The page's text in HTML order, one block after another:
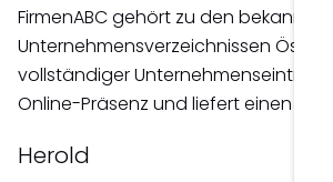
FirmenABC gehört zu den
Unternehmensverzeichnissen
vollständiger Unternehmenseintrag
Online-Präsenz und liefert einen
Herold